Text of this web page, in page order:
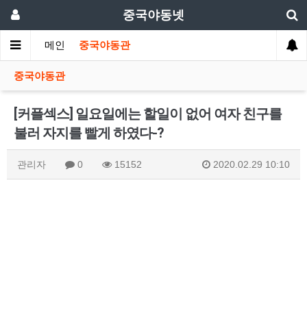
중국야동넷
메인 중국야동관
중국야동관
[커플섹스] 일요일에는 할일이 없어 여자 친구를
불러 자지를 빨게 하였다-?
관리자 0 15152 2020.02.29 10:10